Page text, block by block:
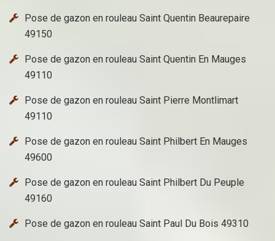
Pose de gazon en rouleau Saint Quentin Beaurepaire
49150
Pose de gazon en rouleau Saint Quentin En Mauges
49110
Pose de gazon en rouleau Saint Pierre Montlimart
49110
Pose de gazon en rouleau Saint Philbert En Mauges
49600
Pose de gazon en rouleau Saint Philbert Du Peuple
49160
Pose de gazon en rouleau Saint Paul Du Bois 49310